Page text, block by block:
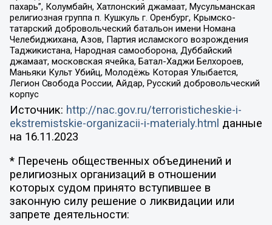
пахарь”, Колумбайн, Хатлонский джамаат, Мусульманская
религиозная группа п. Кушкуль г. Оренбург, Крымско-
татарский добровольческий батальон имени Номана
Челебиджихана, Азов, Партия исламского возрождения
Таджикистана, Народная самооборона, Дуббайский
джамаат, московская ячейка, Батал-Хаджи Белхороев,
Маньяки Культ Убийц, Молодёжь Которая Улыбается,
Легион Свобода России, Айдар, Русский добровольческий
корпус
Источник: http://nac.gov.ru/terroristicheskie-i-
ekstremistskie-organizacii-i-materialy.html данные
на 16.11.2023
* Перечень общественных объединений и
религиозных организаций в отношении
которых судом принято вступившее в
законную силу решение о ликвидации или
запрете деятельности: